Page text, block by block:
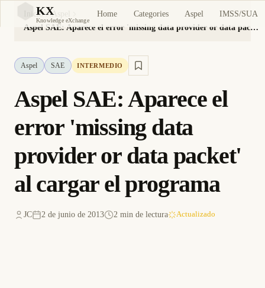
KX
Knowledge eXchange
Home Categories Aspel IMSS/SUA
Inicio
Aspel
Aspel SAE: Aparece el error 'missing data provider or data packet' al cargar el programa
Aspel SAE INTERMEDIO
Aspel SAE: Aparece el
error 'missing data
provider or data packet'
al cargar el programa
JC 2 de junio de 2013 2 min de lectura Actualizado